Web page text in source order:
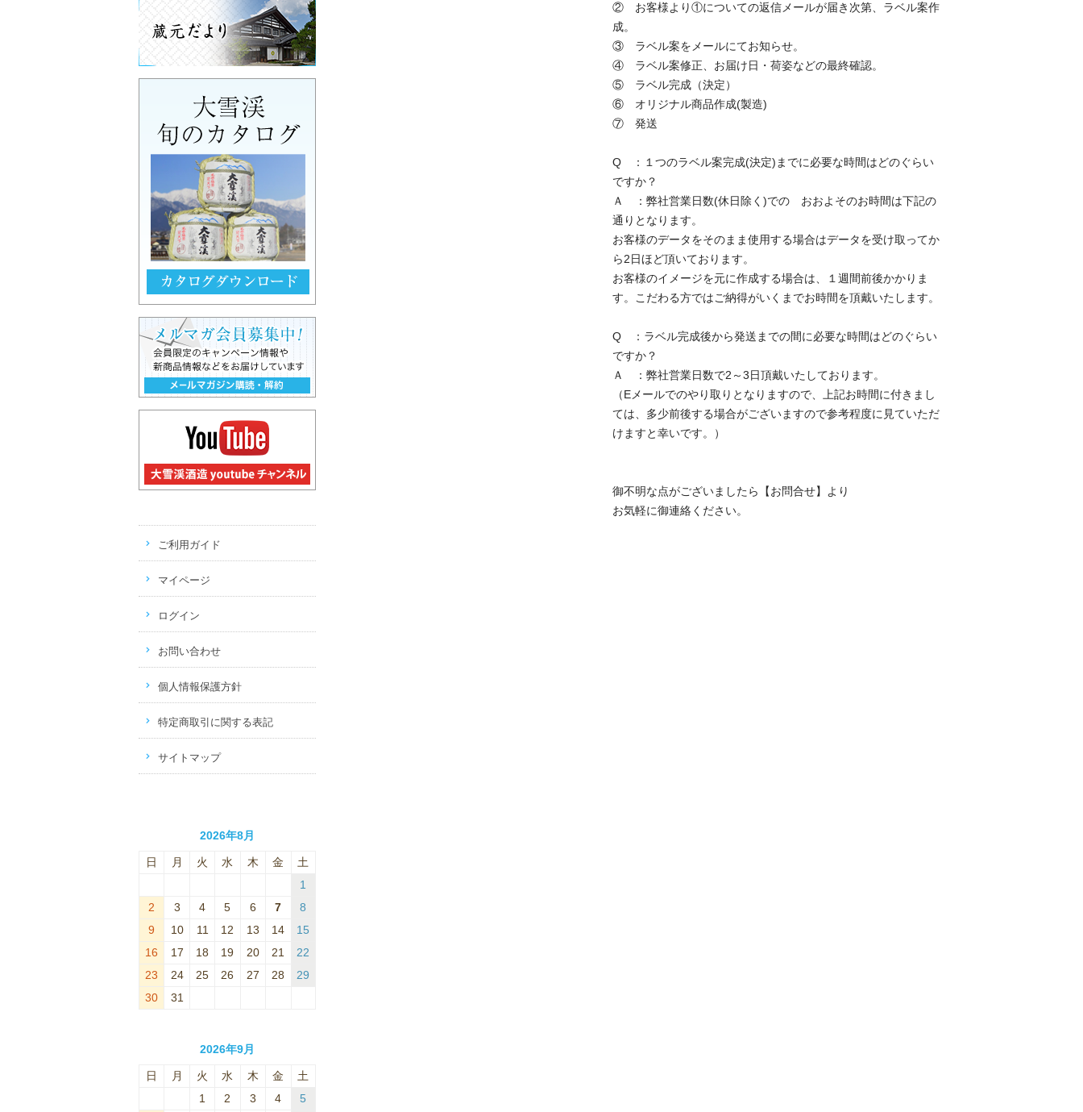
ご利用ガイド
マイページ
ログイン
お問い合わせ
個人情報保護方針
特定商取引に関する表記
サイトマップ
2026年8月
日 月 火 水 木 金
土
1
2
3 4 5 6 7
8
9
10 11 12 13 14
15
16
17 18 19 20 21
22
23
24 25 26 27 28
29
30
31
2026年9月
日 月 火 水 木 金
土
1
2 3 4 5
② お客様より①についての返信メールが届き次第、ラベル案作
成。
③ ラベル案をメールにてお知らせ。
④ ラベル案修正、お届け日・荷姿などの最終確認。
⑤ ラベル完成（決定）
⑥ オリジナル商品作成(製造)
⑦ 発送
Q ：１つのラベル案完成(決定)までに必要な時間はどのぐらい
ですか？
Ａ ：弊社営業日数(休日除く)での おおよそのお時間は下記の
通りとなります。
お客様のデータをそのまま使用する場合はデータを受け取ってか
ら2日ほど頂いております。
お客様のイメージを元に作成する場合は、１週間前後かかりま
す。こだわる方ではご納得がいくまでお時間を頂戴いたします。
Q ：ラベル完成後から発送までの間に必要な時間はどのぐらい
ですか？
Ａ ：弊社営業日数で2～3日頂戴いたしております。
（Eメールでのやり取りとなりますので、上記お時間に付きまし
ては、多少前後する場合がございますので参考程度に見ていただ
けますと幸いです。）
御不明な点がございましたら【お問合せ】より
お気軽に御連絡ください。